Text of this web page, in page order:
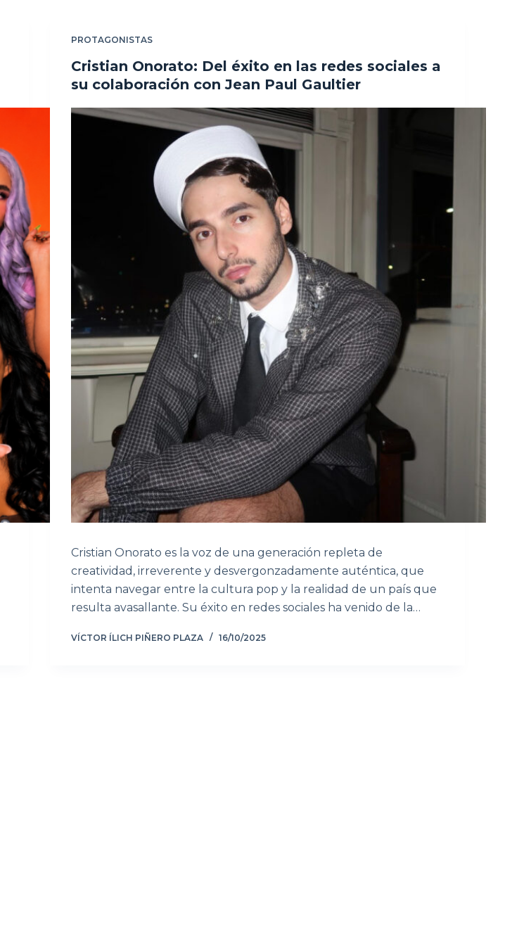
PROTAGONISTAS
Cristian Onorato: Del éxito en las redes sociales a
su colaboración con Jean Paul Gaultier
Cristian Onorato es la voz de una generación repleta de
creatividad, irreverente y desvergonzadamente auténtica, que
intenta navegar entre la cultura pop y la realidad de un país que
resulta avasallante. Su éxito en redes sociales ha venido de la…
VÍCTOR ÍLICH PIÑERO PLAZA 16/10/2025